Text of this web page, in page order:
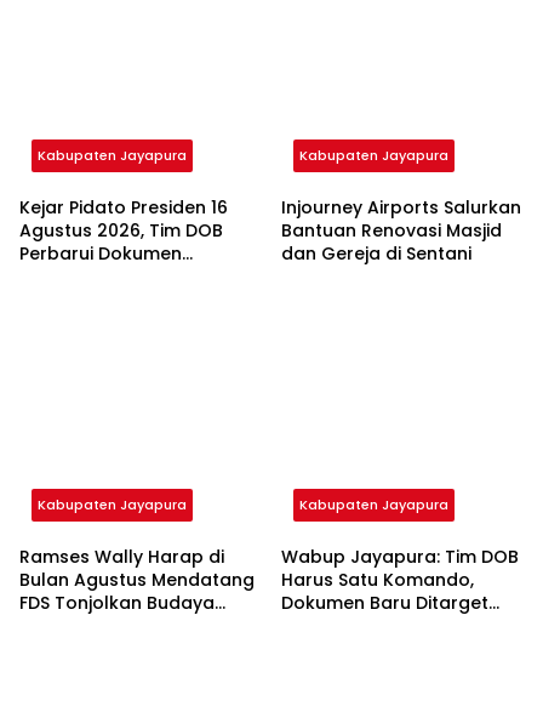
Kabupaten Jayapura
Kejar Pidato Presiden 16
Agustus 2026, Tim DOB
Perbarui Dokumen
Kabupaten Jayapura
Injourney Airports Salurkan
Bantuan Renovasi Masjid
dan Gereja di Sentani
Kabupaten Jayapura
Ramses Wally Harap di
Bulan Agustus Mendatang
FDS Tonjolkan Budaya
Kabupaten Jayapura
Wabup Jayapura: Tim DOB
Harus Satu Komando,
Dokumen Baru Ditarget